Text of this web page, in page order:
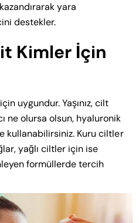
yara
destekler.
Kimler İçin
uygundur. Yaşınız, cilt
ne olursa olsun, hyaluronik
kullanabilirsiniz. Kuru ciltler
yağlı ciltler için ise
formüllerde tercih